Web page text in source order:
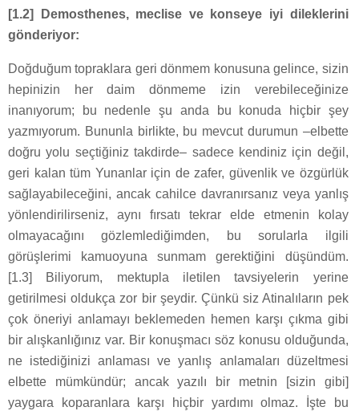
[1.2] Demosthenes, meclise ve konseye iyi dileklerini
gönderiyor:
Doğduğum topraklara geri dönmem konusuna gelince, sizin
hepinizin her daim dönmeme izin verebileceğinize
inanıyorum; bu nedenle şu anda bu konuda hiçbir şey
yazmıyorum. Bununla birlikte, bu mevcut durumun –elbette
doğru yolu seçtiğiniz takdirde– sadece kendiniz için değil,
geri kalan tüm Yunanlar için de zafer, güvenlik ve özgürlük
sağlayabileceğini, ancak cahilce davranırsanız veya yanlış
yönlendirilirseniz, aynı fırsatı tekrar elde etmenin kolay
olmayacağını gözlemlediğimden, bu sorularla ilgili
görüşlerimi kamuoyuna sunmam gerektiğini düşündüm.
[1.3] Biliyorum, mektupla iletilen tavsiyelerin yerine
getirilmesi oldukça zor bir şeydir. Çünkü siz Atinalıların pek
çok öneriyi anlamayı beklemeden hemen karşı çıkma gibi
bir alışkanlığınız var. Bir konuşmacı söz konusu olduğunda,
ne istediğinizi anlaması ve yanlış anlamaları düzeltmesi
elbette mümkündür; ancak yazılı bir metnin [sizin gibi]
yaygara koparanlara karşı hiçbir yardımı olmaz. İşte bu